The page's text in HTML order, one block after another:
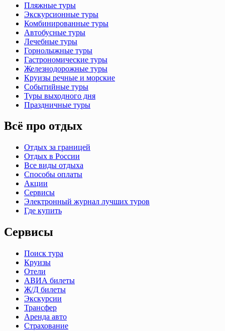
Пляжные туры
Экскурсионные туры
Комбинированные туры
Автобусные туры
Лечебные туры
Горнолыжные туры
Гастрономические туры
Железнодорожные туры
Круизы речные и морские
Событийные туры
Туры выходного дня
Праздничные туры
Всё про отдых
Отдых за границей
Отдых в России
Все виды отдыха
Способы оплаты
Акции
Сервисы
Электронный журнал лучших туров
Где купить
Сервисы
Поиск тура
Круизы
Отели
АВИА билеты
Ж/Д билеты
Экскурсии
Трансфер
Аренда авто
Страхование